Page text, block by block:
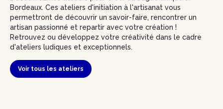
Bordeaux. Ces ateliers d'initiation à l'artisanat vous
permettront de découvrir un savoir-faire, rencontrer un
artisan passionné et repartir avec votre création !
Retrouvez ou développez votre créativité dans le cadre
d'ateliers ludiques et exceptionnels.
Voir tous les ateliers